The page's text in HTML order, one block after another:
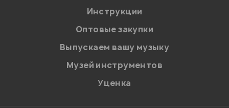
Инструкции
Оптовые закупки
Выпускаем вашу музыку
Музей инструментов
Уценка